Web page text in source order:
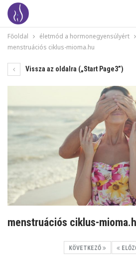
Főoldal életmód a hormonegyensúlyért
menstruációs ciklus-mioma.hu
Vissza az oldalra („Start Page3”)
menstruációs ciklus-
KÖVETKEZŐ